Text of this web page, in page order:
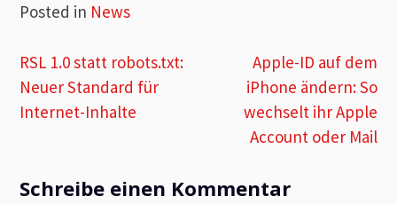
Posted in News
Beitragsnavigation
RSL 1.0 statt robots.txt:
Neuer Standard für
Internet-Inhalte
Apple-ID auf dem
iPhone ändern: So
wechselt ihr Apple
Account oder Mail
Schreibe einen Kommentar